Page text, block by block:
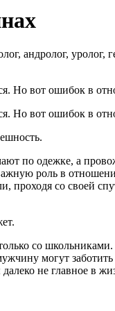
андролог, уролог,
Но вот ошибок в
Но вот ошибок в
по одежке, а
роль в
проходя со своей
со
могут
не главное в